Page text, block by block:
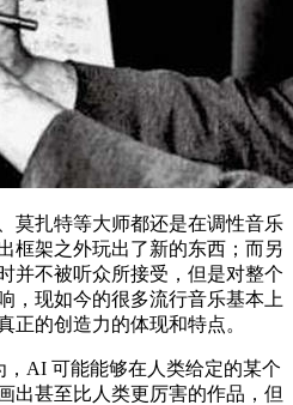
扎特等大师都还是在调性音乐
框架之外玩出了新的东西；而另
并不被听众所接受，但是对整个
，现如今的很多流行音乐基本上
正的创造力的体现和特点。
AI 可能能够在人类给定的某个
出甚至比人类更厉害的作品，但